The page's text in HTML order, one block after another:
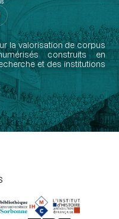
la valorisation de corpus
construits en
et des institutions